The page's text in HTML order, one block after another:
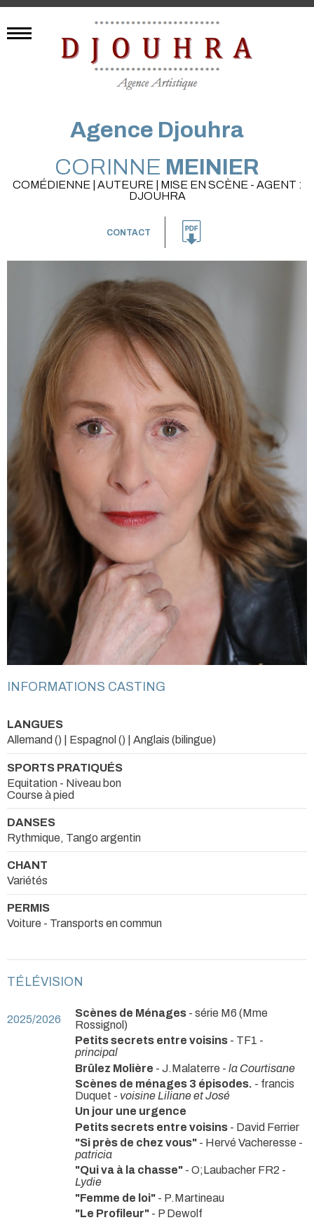
Agence Djouhra
CORINNE MEINIER
COMÉDIENNE | AUTEURE | MISE EN SCÈNE - AGENT :
DJOUHRA
CONTACT
INFORMATIONS CASTING
LANGUES
Allemand () | Espagnol () | Anglais (bilingue)
SPORTS PRATIQUÉS
Equitation - Niveau bon
Course à pied
DANSES
Rythmique, Tango argentin
CHANT
Variétés
PERMIS
Voiture - Transports en commun
TÉLÉVISION
2025/2026 Scènes de Ménages - série M6 (Mme
Rossignol)
Petits secrets entre voisins - TF1 -
principal
Brûlez Molière - J.Malaterre - la Courtisane
Scènes de ménages 3 épisodes. - francis
Duquet - voisine Liliane et José
Un jour une urgence
Petits secrets entre voisins - David Ferrier
"Si près de chez vous" - Hervé Vacheresse -
patricia
"Qui va à la chasse" - O;Laubacher FR2 -
Lydie
"Femme de loi" - P.Martineau
"Le Profileur" - P Dewolf